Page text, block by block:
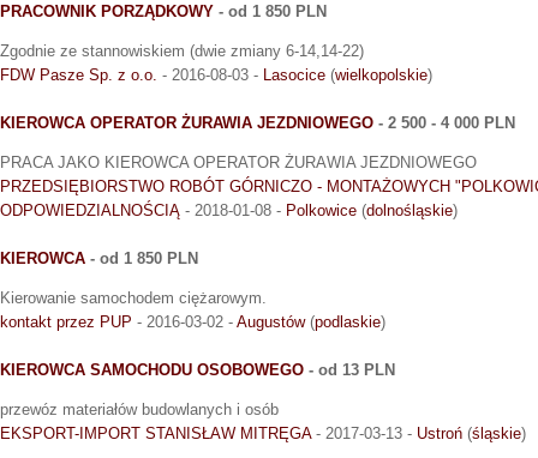
PRACOWNIK PORZĄDKOWY - od 1 850 PLN
Zgodnie ze stannowiskiem (dwie zmiany 6-14,14-22)
FDW Pasze Sp. z o.o. - 2016-08-03 - Lasocice (wielkopolskie)
KIEROWCA OPERATOR ŻURAWIA JEZDNIOWEGO - 2 500 - 4 000 PLN
PRACA JAKO KIEROWCA OPERATOR ŻURAWIA JEZDNIOWEGO
PRZEDSIĘBIORSTWO ROBÓT GÓRNICZO - MONTAŻOWYCH
ODPOWIEDZIALNOŚCIĄ - 2018-01-08 - Polkowice (dolnośląskie)
KIEROWCA - od 1 850 PLN
Kierowanie samochodem ciężarowym.
kontakt przez PUP - 2016-03-02 - Augustów(podlaskie)
KIEROWCA SAMOCHODU OSOBOWEGO - od 13 PLN
przewóz materiałów budowlanych i osób
EKSPORT-IMPORT STANISŁAW MITRĘGA- 2017-03-13 - Ustroń (śląskie)